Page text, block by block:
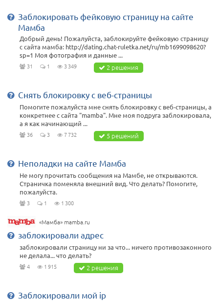
Заблокировать фейковую страницу на сайте
Мамба
Добрый день! Пожалуйста, заблокируйте фейковую страницу
с сайта мамба: http://dating.chat-ruletka.net/ru/mb1699098620?
sp=1 Моя фотография и данные ...
31 1 3 349 2 решения
Снять блокировку с веб-страницы
Помогите пожалуйста мне снять блокировку с веб-страницы, а
конкретнее с сайта "mamba". Мне моя подруга заблокировала,
а я как начинающий ...
36 3 7 732 5 решений
Неполадки на сайте Мамба
Не могу прочитать сообщения на Мамбе, не открываются.
Страничка поменяла внешний вид. Что делать? Помогите,
пожалуйста.
3 1 1 300
«Мамба» mamba.ru
заблокировали адрес
заблокировали страницу ни за что... ничего противозаконного
не делала... что делать?
4 1 915 2 решения
Заблокировали мой ip